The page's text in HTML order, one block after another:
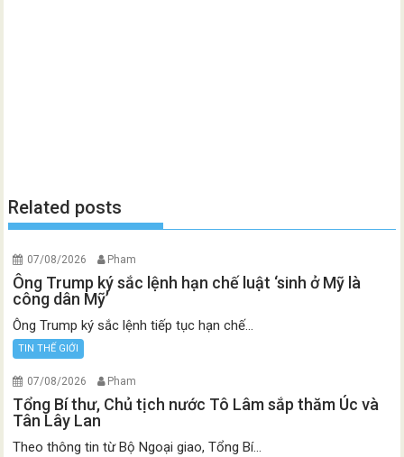
Related posts
07/08/2026 Pham
Ông Trump ký sắc lệnh hạn chế luật ‘sinh ở Mỹ là
công dân Mỹ’
Ông Trump ký sắc lệnh tiếp tục hạn chế...
TIN THẾ GIỚI
07/08/2026 Pham
Tổng Bí thư, Chủ tịch nước Tô Lâm sắp thăm Úc và
Tân Lây Lan
Theo thông tin từ Bộ Ngoại giao, Tổng Bí...